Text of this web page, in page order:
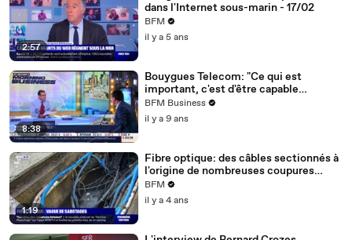
2:57
dans l'Internet sous-marin - 17/02
BFM
il y a 5 ans
8:38
Bouygues Telecom: "Ce qui est
important, c'est d'être capable
d'investir dans la fibre au rythme de la
croissance de notre base", Olivier
Roussat - 09/10
BFM Business
il y a 9 ans
1:19
Fibre optique: des câbles sectionnés à
l'origine de nombreuses coupures
internet en France
BFM
il y a 4 ans